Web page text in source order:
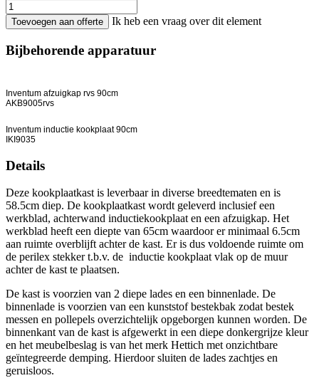
Toevoegen aan offerte Ik heb een vraag over dit element
Bijbehorende apparatuur
Inventum afzuigkap rvs 90cm
AKB9005rvs
Inventum inductie kookplaat 90cm
IKI9035
Details
Deze kookplaatkast is leverbaar in diverse breedtematen en is
58.5cm diep. De kookplaatkast wordt geleverd inclusief een
werkblad, achterwand inductiekookplaat en een afzuigkap. Het
werkblad heeft een diepte van 65cm waardoor er minimaal 6.5cm
aan ruimte overblijft achter de kast. Er is dus voldoende ruimte om
de perilex stekker t.b.v. de inductie kookplaat vlak op de muur
achter de kast te plaatsen.
De kast is voorzien van 2 diepe lades en een binnenlade. De
binnenlade is voorzien van een kunststof bestekbak zodat bestek
messen en pollepels overzichtelijk opgeborgen kunnen worden. De
binnenkant van de kast is afgewerkt in een diepe donkergrijze kleur
en het meubelbeslag is van het merk Hettich met onzichtbare
geïntegreerde demping. Hierdoor sluiten de lades zachtjes en
geruisloos.